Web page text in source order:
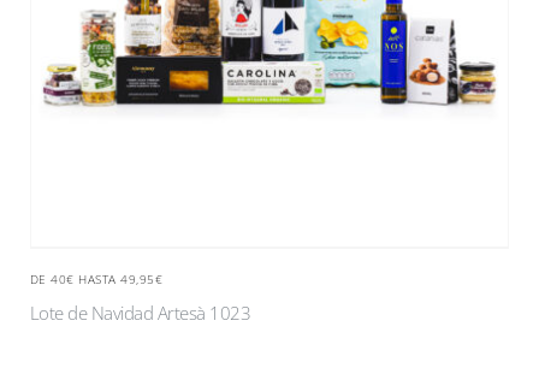
DE 40€ HASTA 49,95€
Lote de Navidad Artesà 1023